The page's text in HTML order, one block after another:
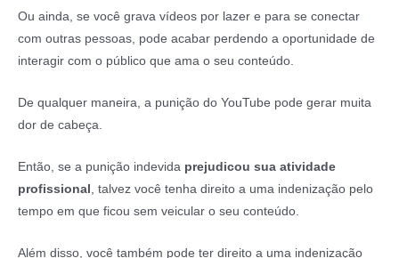
Ou ainda, se você grava vídeos por lazer e para se conectar
com outras pessoas, pode acabar perdendo a oportunidade de
interagir com o público que ama o seu conteúdo.
De qualquer maneira, a punição do YouTube pode gerar muita
dor de cabeça.
Então, se a punição indevida prejudicou sua atividade
profissional , talvez você tenha direito a uma indenização pelo
tempo em que ficou sem veicular o seu conteúdo.
Além disso, você também pode ter direito a uma indenização